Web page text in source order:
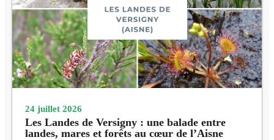
24 juillet 2026
Les Landes de Versigny : une balade entre
landes, mares et forêts au cœur de l’Aisne